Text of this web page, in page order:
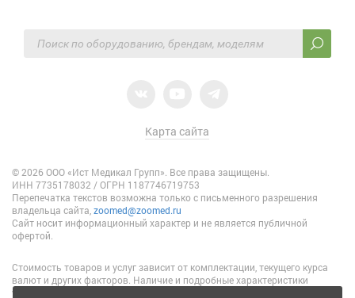
Карта сайта
© 2026 ООО «Ист Медикал Групп». Все права защищены.
ИНН 7735178032 / ОГРН 1187746719753
Перепечатка текстов возможна только с письменного разрешения
владельца сайта, zoomed@zoomed.ru
Сайт носит информационный характер и не является публичной
офертой.
Стоимость товаров и услуг зависит от комплектации, текущего курса
валют и других факторов. Наличие и подробные характеристики
уточняйте у специалистов отдела продаж.